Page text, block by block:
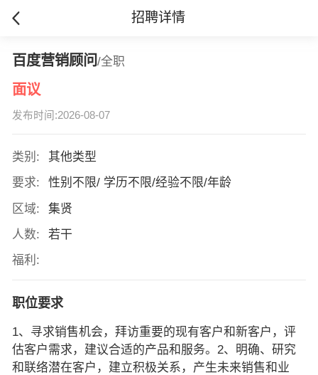
招聘详情
百度营销顾问/全职
面议
发布时间:2026-08-07
类别:
其他类型
要求:
性别不限/ 学历不限/经验不限/年龄
区域:
集贤
人数:
若干
福利:
职位要求
1、寻求销售机会，拜访重要的现有客户和新客户，评
估客户需求，建议合适的产品和服务。2、明确、研究
和联络潜在客户，建立积极关系，产生未来销售和业